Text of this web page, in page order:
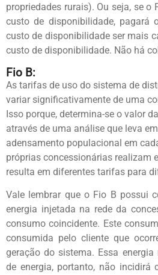
propriedades rurais). Ou seja, se
custo de disponibilidade,
custo de disponibilidade ser mais
custo de disponibilidade. Não há
Fio B:
As tarifas de uso do sistema de
variar significativamente de uma
Isso porque, determina-se o valor
através de uma análise que leva
adensamento populacional em
próprias concessionárias realizam
resulta em diferentes tarifas para
Vale lembrar que o Fio B possui
energia injetada na rede da
consumo coincidente. Este
consumida pelo cliente que
geração do sistema. Essa
de energia, portanto, não incidirá